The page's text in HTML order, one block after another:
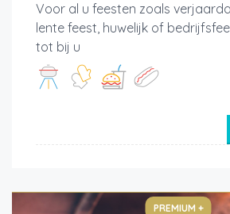
Voor al u feesten zoals
lente feest, huwelijk of
tot bij u
PREMIUM +